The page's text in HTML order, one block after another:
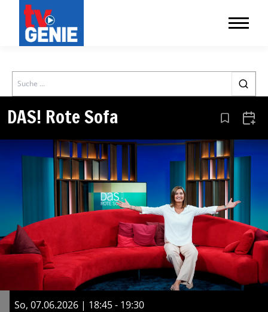
Search
DAS! Rote Sofa Aus den
So, 07.06.2026 | 18:45 - 19:30